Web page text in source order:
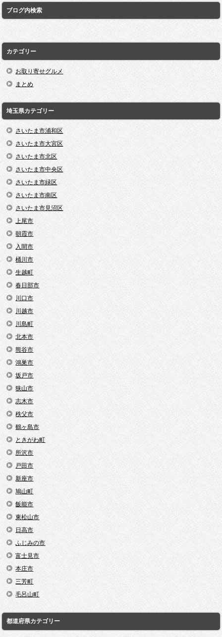
ブログ内検索
カテゴリー
お取り寄せグルメ
まとめ
埼玉県カテゴリー
さいたま市浦和区
さいたま市大宮区
さいたま市北区
さいたま市中央区
さいたま市緑区
さいたま市南区
さいたま市見沼区
上尾市
朝霞市
入間市
桶川市
生越町
春日部市
川口市
川越市
川島町
北本市
熊谷市
鴻巣市
坂戸市
狭山市
志木市
秩父市
鶴ヶ島市
ときがわ町
所沢市
戸田市
新座市
鳩山町
飯能市
東松山市
日高市
ふじみの市
富士見市
本庄市
三芳町
毛呂山町
都道府県カテゴリー